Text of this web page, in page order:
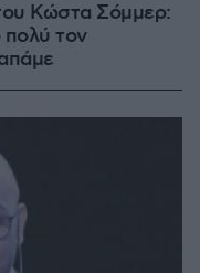
Κώστα Σόμμερ:
τον